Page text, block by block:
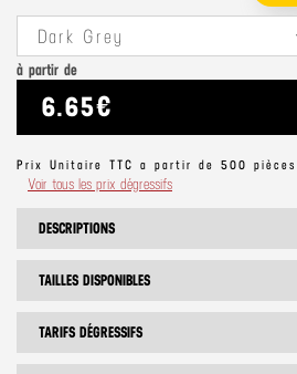
Dark Grey
à partir de
6.65€
Prix Unitaire TTC a partir de 500 pièces
Voir tous les prix dégressifs
DESCRIPTIONS
TAILLES DISPONIBLES
TARIFS DÉGRESSIFS